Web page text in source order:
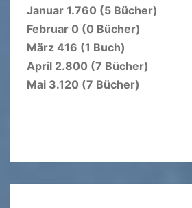
Januar 1.760 (5 Bücher)
Februar 0 (0 Bücher)
März 416 (1 Buch)
April 2.800 (7 Bücher)
Mai 3.120 (7 Bücher)